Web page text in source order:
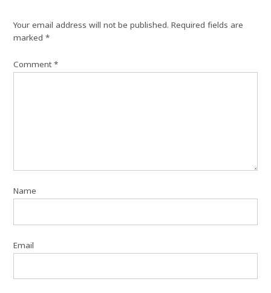
Your email address will not be published. Required fields are
marked*
Comment*
Name
Email